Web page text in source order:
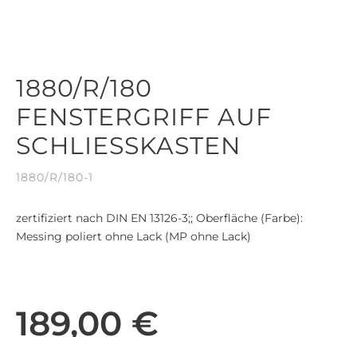
1880/R/180
FENSTERGRIFF AUF
SCHLIESSKASTEN
1880/R/180-1
zertifiziert nach DIN EN 13126-3;; Oberfläche (Farbe):
Messing poliert ohne Lack (MP ohne Lack)
189,00 €